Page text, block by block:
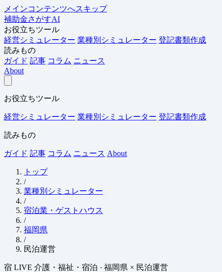
メインコンテンツへスキップ
補助金さがすAI
お役立ちツール
経営シミュレーター 業種別シミュレーター 登記書類作成
読みもの
ガイド 記事 コラム ニュース
About
お役立ちツール
経営シミュレーター 業種別シミュレーター 登記書類作成
読みもの
ガイド 記事 コラム ニュース About
トップ
/
業種別シミュレーター
/
宿泊業・ゲストハウス
/
福岡県
/
民泊運営
宿 LIVE 介護・福祉・宿泊 · 福岡県 × 民泊運営